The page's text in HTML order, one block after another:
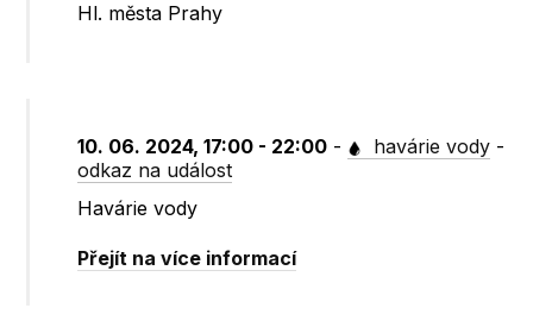
Hl. města Prahy
10. 06. 2024, 17:00 - 22:00 - havárie vody -
odkaz na událost
Havárie vody
Přejít na více informací